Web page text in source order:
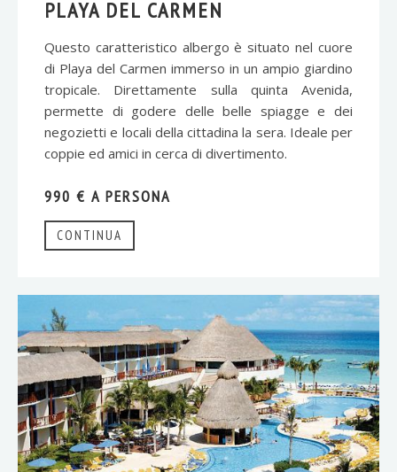
PLAYA DEL CARMEN
Questo caratteristico albergo è situato nel cuore
di Playa del Carmen immerso in un ampio giardino
tropicale. Direttamente sulla quinta Avenida,
permette di godere delle belle spiagge e dei
negozietti e locali della cittadina la sera. Ideale per
coppie ed amici in cerca di divertimento.
990 € A PERSONA
CONTINUA